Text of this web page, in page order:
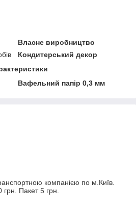
Власне виробництво
Кондитерський декор
Вафельний папір 0,3 мм
компанією по м.Київ.
Пакет 5 грн.